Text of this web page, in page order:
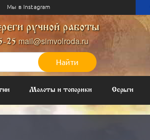
Мы в Instagram
ручной работы
25 mail@simvolroda.ru
Найти
Чертог Вепря - 20 сентября — 11
Молоты и топорики Серьги